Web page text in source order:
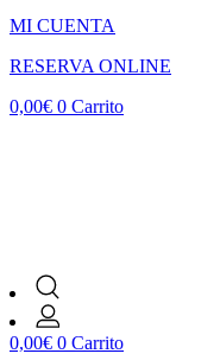
MI CUENTA
RESERVA ONLINE
0,00€ 0 Carrito
0,00€ 0 Carrito